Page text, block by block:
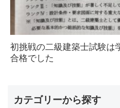
初挑戦の二級建築士試験は
合格でした
カテゴリーから探す